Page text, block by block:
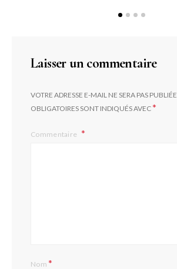
Laisser un commentaire
VOTRE ADRESSE E-MAIL NE SERA PAS PUBLIÉE.
OBLIGATOIRES SONT INDIQUÉS AVEC*
Commentaire
Nom*